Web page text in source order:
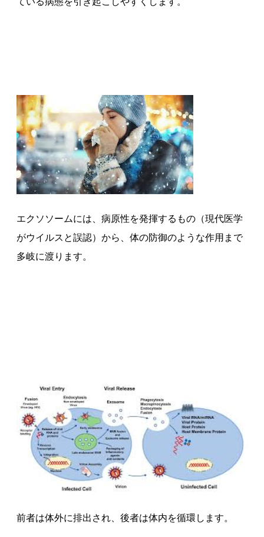
エクソソームには、病原性を発揮するもの（現代医学
がウイルスと誤認）から、体の防御のような作用まで
多岐に渡ります。
前者は体外に排出され、後者は体内を循環します。